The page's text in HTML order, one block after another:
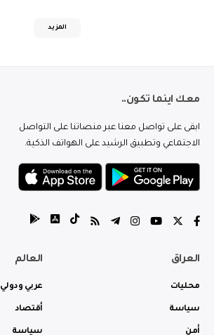
المزيد
معك اينما تكون..
ابقى على تواصل معنا عبر منصاتنا على التواصل
الاجتماعي وتطبيق الرشيد على الهواتف الذكية.
العراق
محليات
سياسة
أمن
العالم
عربي ودولي
أقتصاد
سياسة